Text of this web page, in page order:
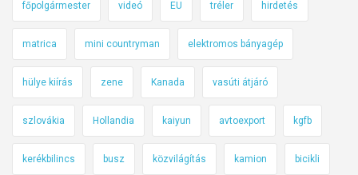
l
e
k
e
d
s
főpolgármester videó EU tréler hirdetés
matrica mini countryman elektromos bányagép
hülye kiírás zene Kanada vasúti átjáró
szlovákia Hollandia kaiyun avtoexport kgfb
kerékbilincs busz közvilágítás kamion bicikli